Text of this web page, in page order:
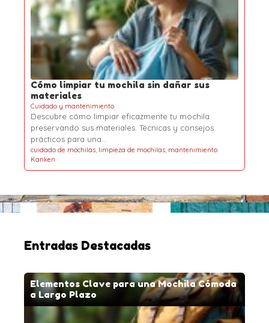
Cómo limpiar tu mochila sin dañar sus
materiales
Cuidado y mantenimiento
Descubre cómo limpiar eficazmente tu mochila
preservando sus materiales. Técnicas y consejos
prácticos para una…
cuidado de mochilas, limpieza de mochilas, mantenimiento
Kanken
Entradas Destacadas
Elementos Clave para una Mochila Cómoda
a Largo Plazo